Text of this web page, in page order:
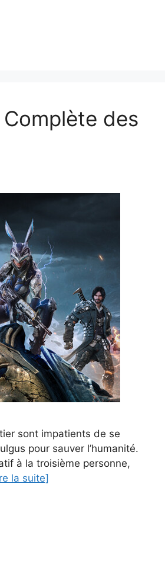
des
sont impatients de se
pour sauver l’humanité.
à la troisième personne,
la suite]